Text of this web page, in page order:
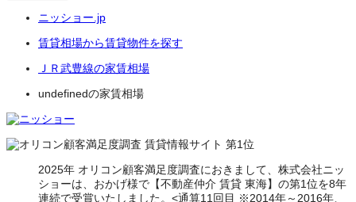
ニッショー.jp
賃貸相場から賃貸物件を探す
ＪＲ武豊線の家賃相場
undefinedの家賃相場
2025年 オリコン顧客満足度調査におきまして、株式会社ニッ
ショーは、おかげ様で【不動産仲介 賃貸 東海】の第1位を8年
連続で受賞いたしました。<通算11回目 ※2014年～2016年、